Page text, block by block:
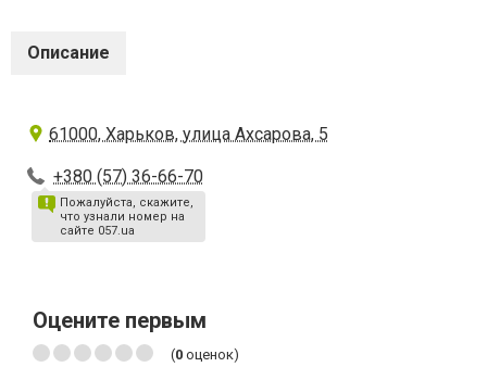
Описание
61000, Харьков, улица Ахсарова, 5
+380 (57) 36-66-70
Пожалуйста, скажите,
что узнали номер на
сайте 057.ua
Оцените первым
(0 оценок)